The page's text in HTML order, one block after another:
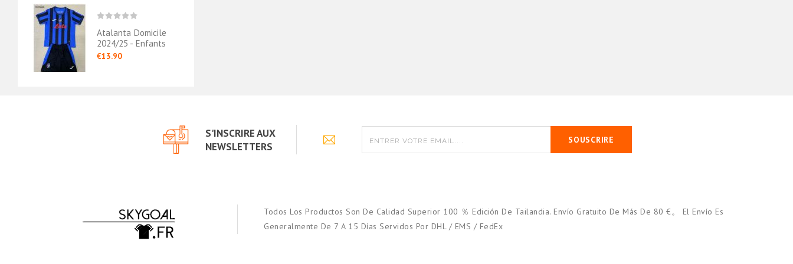
Atalanta Domicile
2024/25 - Enfants
€13.90
S'INSCRIRE AUX
NEWSLETTERS
SOUSCRIRE
Todos Los Productos Son De Calidad Superior 100 ％ Edición De Tailandia. Envío Gratuito De Más De 80 €。 El Envío Es
Generalmente De 7 A 15 Días Servidos Por DHL / EMS / FedEx